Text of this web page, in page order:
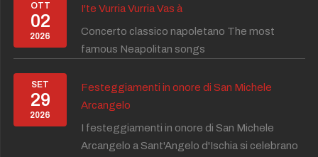
OTT
02
2026
I'te Vurria Vurria Vas à
Concerto classico napoletano The most
famous Neapolitan songs
SET
29
2026
Festeggiamenti in onore di San Michele
Arcangelo
I festeggiamenti in onore di San Michele
Arcangelo a Sant'Angelo d'Ischia si celebrano